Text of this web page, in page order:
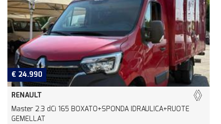
€ 24.990
RENAULT
Master 2.3 dCi 165 BOXATO+SPONDA IDRAULICA+RUOTE
GEMELLAT